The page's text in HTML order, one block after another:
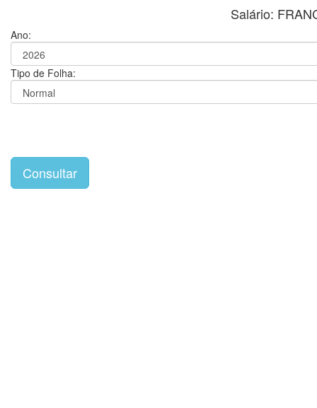
Salário:
Ano:
Tipo de Folha: